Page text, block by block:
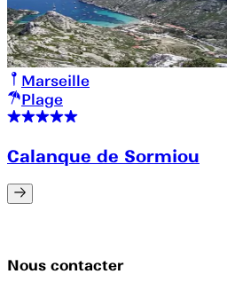
Marseille
Plage
Calanque de Sormiou
Nous contacter